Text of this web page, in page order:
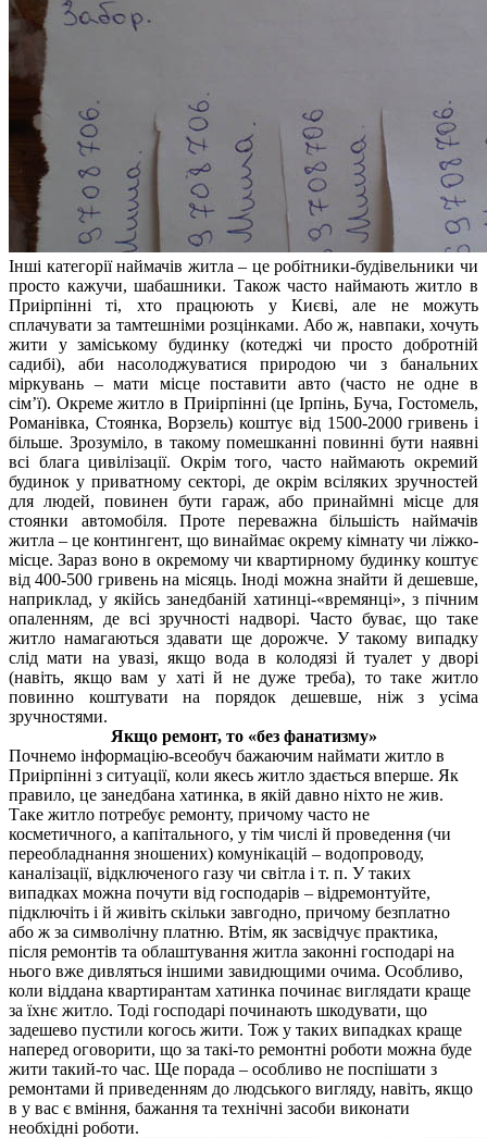
Інші категорії наймачів житла – це робітники-будівельники чи
просто кажучи, шабашники. Також часто наймають житло в
Приірпінні ті, хто працюють у Києві, але не можуть
сплачувати за тамтешніми розцінками. Або ж, навпаки, хочуть
жити у заміському будинку (котеджі чи просто добротній
садибі), аби насолоджуватися природою чи з банальних
міркувань – мати місце поставити авто (часто не одне в
сім’ї). Окреме житло в Приірпінні (це Ірпінь, Буча, Гостомель,
Романівка, Стоянка, Ворзель) коштує від 1500-2000 гривень і
більше. Зрозуміло, в такому помешканні повинні бути наявні
всі блага цивілізації. Окрім того, часто наймають окремий
будинок у приватному секторі, де окрім всіляких зручностей
для людей, повинен бути гараж, або принаймні місце для
стоянки автомобіля.
Проте переважна більшість наймачів
житла – це контингент, що винаймає окрему кімнату чи ліжко-
місце. Зараз воно в окремому чи квартирному будинку коштує
від 400-500 гривень на місяць. Іноді можна знайти й дешевше,
наприклад, у якійсь занедбаній хатинці-«времянці», з пічним
опаленням, де всі зручності надворі. Часто буває, що таке
житло намагаються здавати ще дорожче. У такому випадку
слід мати на увазі, якщо вода в колодязі й туалет у дворі
(навіть, якщо вам у хаті й не дуже треба), то таке житло
повинно коштувати на порядок дешевше, ніж з усіма
зручностями.
Якщо ремонт, то «без фанатизму»
Почнемо інформацію-всеобуч бажаючим наймати житло в
Приірпінні з ситуації, коли якесь житло здається вперше. Як
правило, це занедбана хатинка, в якій давно ніхто не жив.
Таке житло потребує ремонту, причому часто не
косметичного, а капітального, у тім числі й проведення (чи
переобладнання зношених) комунікацій – водопроводу,
каналізації, відключеного газу чи світла і т. п. У таких
випадках можна почути від господарів – відремонтуйте,
підключіть і й живіть скільки завгодно, причому безплатно
або ж за символічну платню. Втім, як засвідчує практика,
після ремонтів та облаштування житла законні господарі на
нього вже дивляться іншими завидющими очима. Особливо,
коли віддана квартирантам хатинка починає виглядати краще
за їхнє житло. Тоді господарі починають шкодувати, що
задешево пустили когось жити. Тож у таких випадках краще
наперед оговорити, що за такі-то ремонтні роботи можна буде
жити такий-то час. Ще порада – особливо не поспішати з
ремонтами й приведенням до людського вигляду, навіть, якщо
в у вас є вміння, бажання та технічні засоби виконати
необхідні роботи.